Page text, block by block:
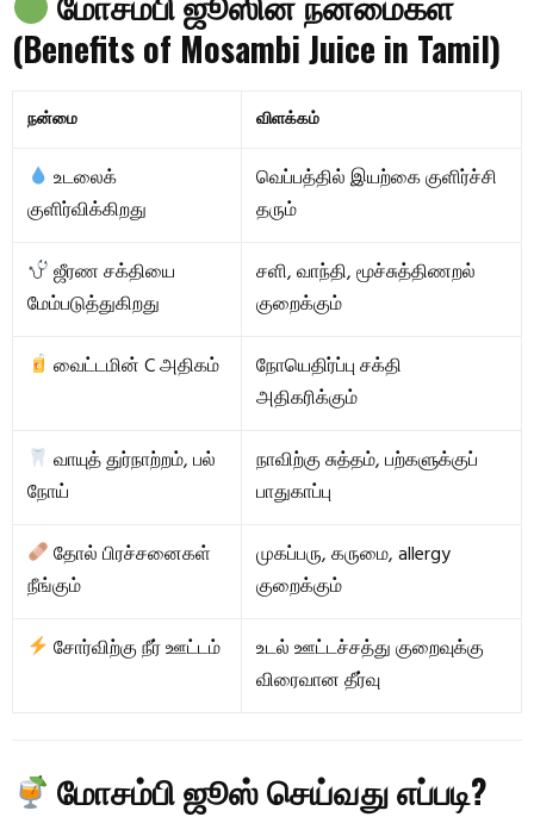
(Benefits of Mosambi Juice in Tamil)
நன்மை விளக்கம்
உடலைக்
குளிர்விக்கிறது
வெப்பத்தில் இயற்கை குளிர்ச்சி
தரும்
ஜீரண சக்தியை
மேம்படுத்துகிறது
சளி, வாந்தி, மூச்சுத்திணறல்
குறைக்கும்
வைட்டமின் C அதிகம்
நோயெதிர்ப்பு சக்தி
அதிகரிக்கும்
வாயுத் துர்நாற்றம், பல்
நோய்
நாவிற்கு சுத்தம், பற்களுக்குப்
பாதுகாப்பு
தோல் பிரச்சனைகள்
நீங்கும்
முகப்பரு, கருமை, allergy
குறைக்கும்
சோர்விற்கு நீர் ஊட்டம்
உடல் ஊட்டச்சத்து குறைவுக்கு
விரைவான தீர்வு
மோசம்பி ஜூஸ் செய்வது எப்படி?